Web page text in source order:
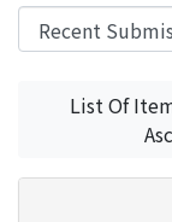
List Of